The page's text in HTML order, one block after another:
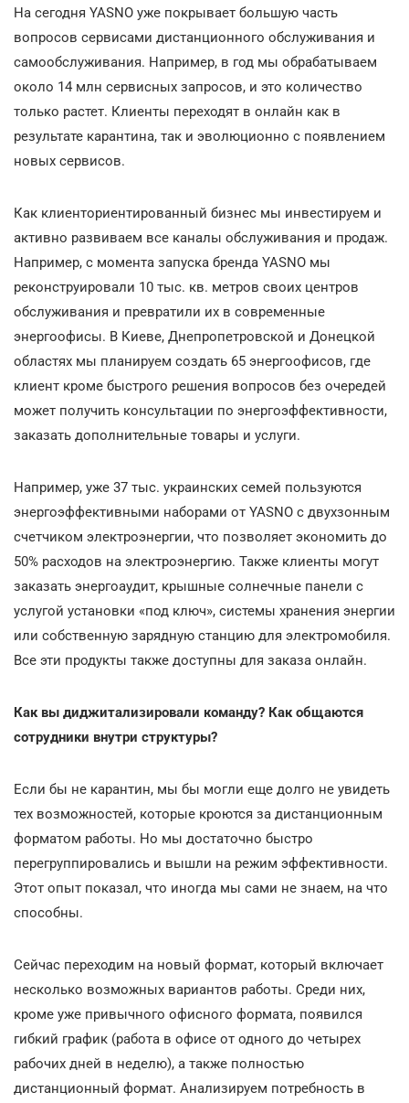
На сегодня YASNO уже покрывает большую часть
вопросов сервисами дистанционного обслуживания и
самообслуживания. Например, в год мы обрабатываем
около 14 млн сервисных запросов, и это количество
только растет. Клиенты переходят в онлайн как в
результате карантина, так и эволюционно с появлением
новых сервисов.
Как клиенториентированный бизнес мы инвестируем и
активно развиваем все каналы обслуживания и продаж.
Например, с момента запуска бренда YASNO мы
реконструировали 10 тыс. кв. метров своих центров
обслуживания и превратили их в современные
энергоофисы. В Киеве, Днепропетровской и Донецкой
областях мы планируем создать 65 энергоофисов, где
клиент кроме быстрого решения вопросов без очередей
может получить консультации по энергоэффективности,
заказать дополнительные товары и услуги.
Например, уже 37 тыс. украинских семей пользуются
энергоэффективными наборами от YASNO с двухзонным
счетчиком электроэнергии, что позволяет экономить до
50% расходов на электроэнергию. Также клиенты могут
заказать энергоаудит, крышные солнечные панели с
услугой установки «под ключ», системы хранения энергии
или собственную зарядную станцию для электромобиля.
Все эти продукты также доступны для заказа онлайн.
Как вы диджитализировали команду? Как общаются
сотрудники внутри структуры?
Если бы не карантин, мы бы могли еще долго не увидеть
тех возможностей, которые кроются за дистанционным
форматом работы. Но мы достаточно быстро
перегруппировались и вышли на режим эффективности.
Этот опыт показал, что иногда мы сами не знаем, на что
способны.
Сейчас переходим на новый формат, который включает
несколько возможных вариантов работы. Среди них,
кроме уже привычного офисного формата, появился
гибкий график (работа в офисе от одного до четырех
рабочих дней в неделю), а также полностью
дистанционный формат. Анализируем потребность в